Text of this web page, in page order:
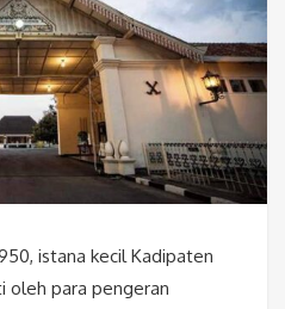
istana kecil Kadipaten
oleh para pengeran